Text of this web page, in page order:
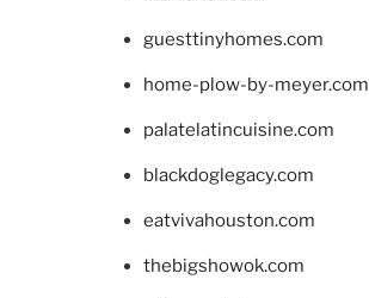
guesttinyhomes.com
home-plow-by-meyer.com
palatelatincuisine.com
blackdoglegacy.com
eatvivahouston.com
thebigshowok.com